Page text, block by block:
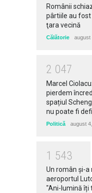
Românii
pârtiile au fost
ţara vecină
Călătorie august
2 047
Marcel
pierdem
spațiul
nu poate fi
Politică august
1 543
Un român și-a
aeroportul
"Ani-lumină îți